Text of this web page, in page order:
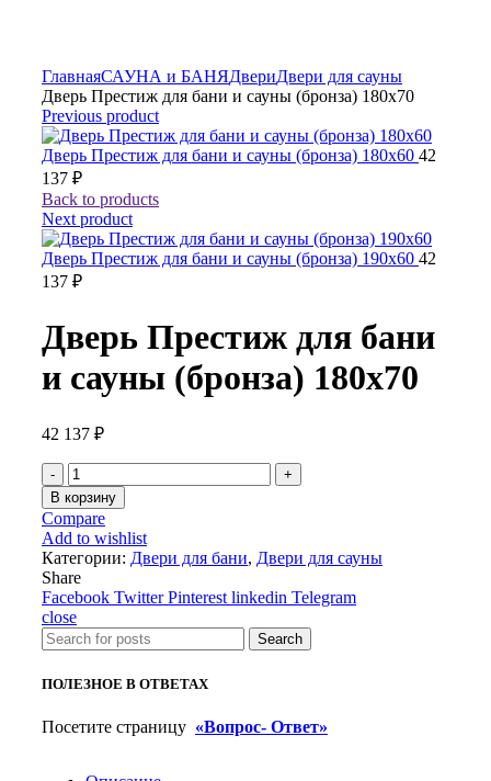
ГлавнаяСАУНА и БАНЯДвериДвери для сауны
Дверь Престиж для бани и сауны (бронза) 180х70
Previous product
Дверь Престиж для бани и сауны (бронза) 180х60 42
137 ₽
Back to products
Next product
Дверь Престиж для бани и сауны (бронза) 190х60 42
137 ₽
Дверь Престиж для бани
и сауны (бронза) 180х70
42 137 ₽
Количество
товара
Дверь
Престиж
для
бани
и
сауны
(бронза)
180х70
В корзину
Compare
Add to wishlist
Категории: Двери для бани, Двери для сауны
Share
Facebook Twitter Pinterest linkedin Telegram
close
Search
ПОЛЕЗНОЕ В ОТВЕТАХ
Посетите страницу «Вопрос- Ответ»